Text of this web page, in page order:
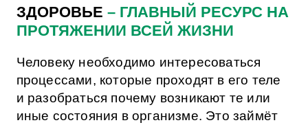
ЗДОРОВЬЕ – ГЛАВНЫЙ РЕСУРС НА
ПРОТЯЖЕНИИ ВСЕЙ ЖИЗНИ
Человеку необходимо интересоваться
процессами, которые проходят в его теле
и разобраться почему возникают те или
иные состояния в организме. Это займёт